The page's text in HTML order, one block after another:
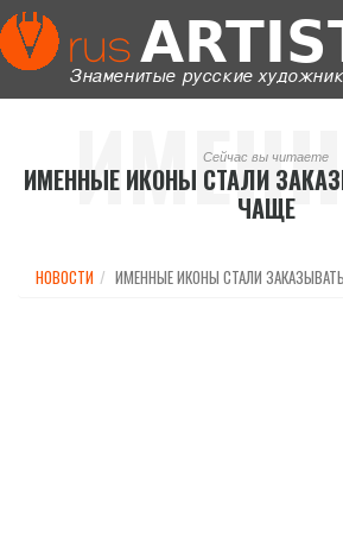
Сейчас вы читаете
ИМЕННЫЕ ИКОНЫ СТАЛИ
ЧАЩЕ
НОВОСТИ ИМЕННЫЕ ИКОНЫ СТАЛИ